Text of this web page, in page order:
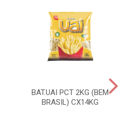
BAT.UAI PCT 2KG (BEM
BRASIL) CX14KG